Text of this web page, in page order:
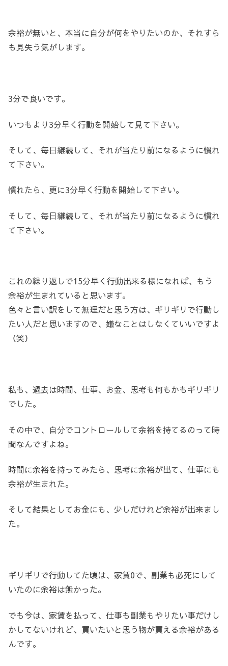
余裕が無いと、本当に自分が何をやりたいのか、それすら
も見失う気がします。
3分で良いです。
いつもより3分早く行動を開始して見て下さい。
そして、毎日継続して、それが当たり前になるように慣れ
て下さい。
慣れたら、更に3分早く行動を開始して下さい。
そして、毎日継続して、それが当たり前になるように慣れ
て下さい。
これの繰り返しで15分早く行動出来る様になれば、もう
余裕が生まれていると思います。
色々と言い訳をして無理だと思う方は、ギリギリで行動し
たい人だと思いますので、嫌なことはしなくていいですよ
（笑）
私も、過去は時間、仕事、お金、思考も何もかもギリギリ
でした。
その中で、自分でコントロールして余裕を持てるのって時
間なんですよね。
時間に余裕を持ってみたら、思考に余裕が出て、仕事にも
余裕が生まれた。
そして結果としてお金にも、少しだけれど余裕が出来まし
た。
ギリギリで行動してた頃は、家賃0で、副業も必死にして
いたのに余裕は無かった。
でも今は、家賃を払って、仕事も副業もやりたい事だけし
かしてないけれど、買いたいと思う物が買える余裕がある
んです。